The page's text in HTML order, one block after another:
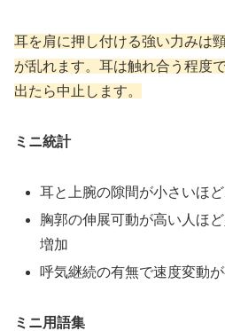
耳を肩に押し付ける強い力みは
が乱れます。耳は触れ合う程度
出たら中止します。
ミニ統計
耳と上腕の隙間が小さいほ
胸郭の伸展可動が高い人ほ
増加
呼気継続の有無で速度変動
ミニ用語集